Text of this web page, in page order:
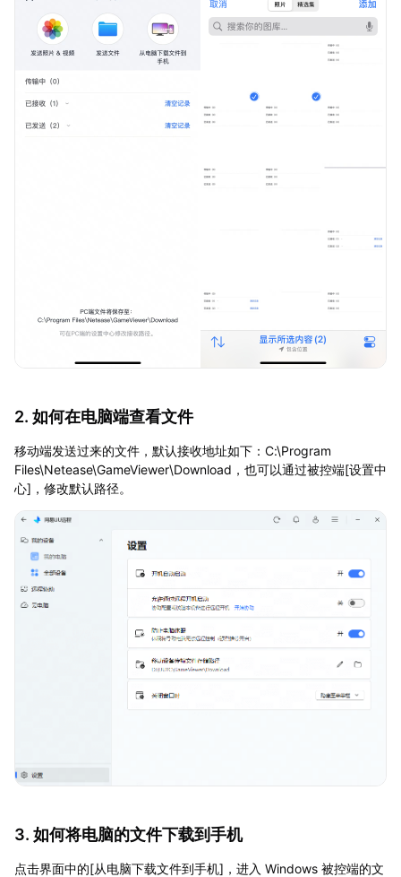
2. 如何在电脑端查看文件
移动端发送过来的文件，默认接收地址如下：C:\Program
Files\Netease\GameViewer\Download，也可以通过被控端[设置中
心]，修改默认路径。
3. 如何将电脑的文件下载到手机
点击界面中的[从电脑下载文件到手机]，进入 Windows 被控端的文